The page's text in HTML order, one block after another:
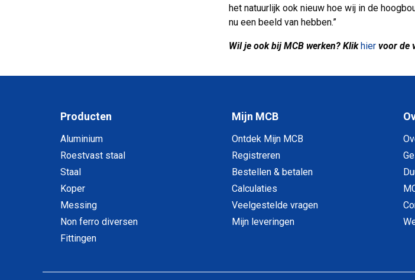
het natuurlijk ook nieuw hoe wij in de
nu een beeld van hebben.”
Wil je ook bij MCB werken? Klikhier voor de
Producten
Aluminium
Roestvast staal
Staal
Koper
Messing
Non ferro diversen
Fittingen
Mijn MCB
Ontdek Mijn MCB
Registreren
Bestellen & betalen
Calculaties
Veelgestelde vragen
Mijn leveringen